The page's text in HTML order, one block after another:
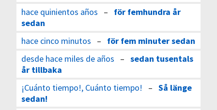
hace quinientos años – för femhundra år
sedan
hace cinco minutos – för fem minuter sedan
desde hace miles de años – sedan tusentals
år tillbaka
¡Cuánto tiempo!, Cuánto tiempo! – Så länge
sedan!